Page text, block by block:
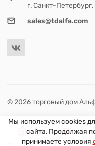
г. Санкт-
sales@tdalfa.com
© 2026 торговый дом
Мы используем cookies
сайта. Продолжая
принимаете условия